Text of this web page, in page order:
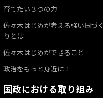
育てたい３つの力
佐々木はじめが考える強い国づく
りとは
佐々木はじめができること
政治をもっと身近に！
国政における取り組み